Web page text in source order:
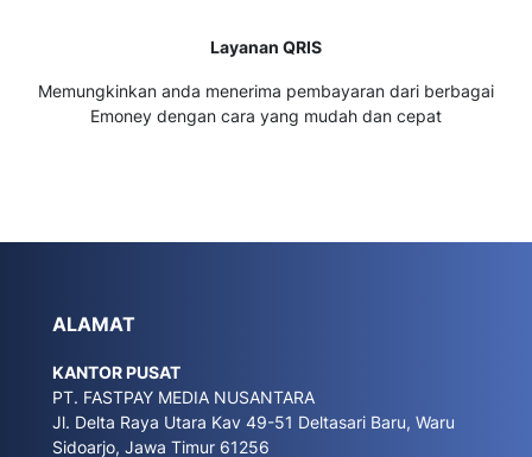
Layanan QRIS
Memungkinkan anda menerima pembayaran dari berbagai
Emoney dengan cara yang mudah dan cepat
ALAMAT
KANTOR PUSAT
PT. FASTPAY MEDIA NUSANTARA
Jl. Delta Raya Utara Kav 49-51 Deltasari Baru, Waru
Sidoarjo, Jawa Timur 61256